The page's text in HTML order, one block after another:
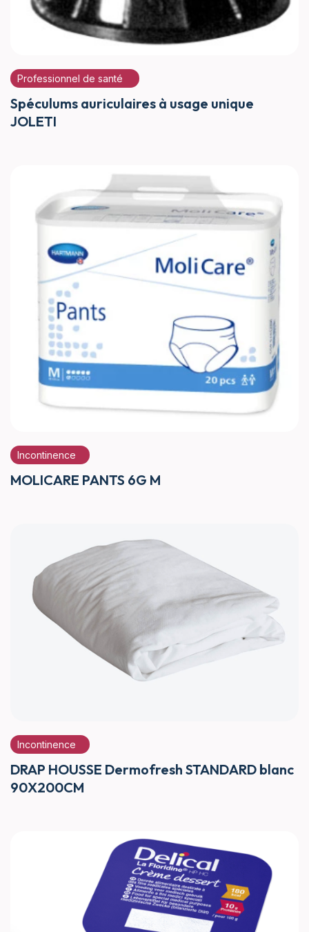
Professionnel de santé
Spéculums auriculaires à usage unique
JOLETI
Incontinence
MOLICARE PANTS 6G M
Incontinence
DRAP HOUSSE Dermofresh STANDARD blanc
90X200CM